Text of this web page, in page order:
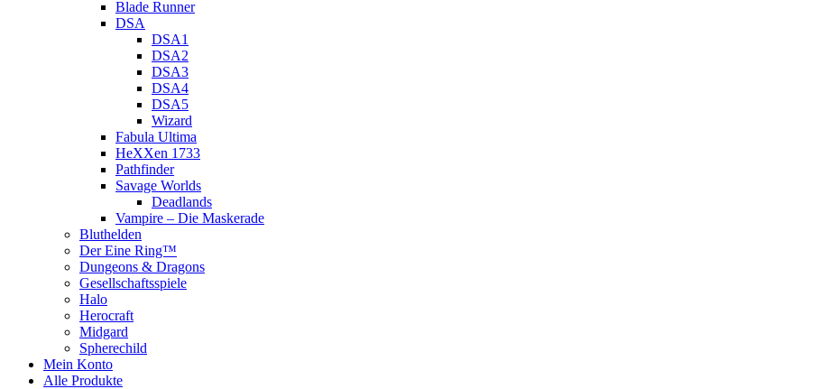
Blade Runner
DSA
DSA1
DSA2
DSA3
DSA4
DSA5
Wizard
Fabula Ultima
HeXXen 1733
Pathfinder
Savage Worlds
Deadlands
Vampire – Die Maskerade
Bluthelden
Der Eine Ring™
Dungeons & Dragons
Gesellschaftsspiele
Halo
Herocraft
Midgard
Spherechild
Mein Konto
Alle Produkte